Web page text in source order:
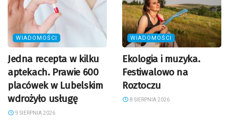
WIADOMOŚCI
Jedna recepta w kilku
aptekach. Prawie 600
placówek w Lubelskim
wdrożyło usługę
9 SIERPNIA 2026
WIADOMOŚCI
Ekologia i muzyka.
Festiwalowo na
Roztoczu
8 SIERPNIA 2026